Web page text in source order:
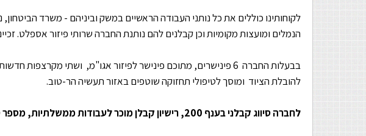
לקוחותינו כוללים את כל נותני העבודה הראשיים במשק וביניהם - משרד
הנמלים ומועצות מקומיות וכן קבלנים להם נותנת החברה שרותי פיזור אספלט.
בבעלות החברה 6 פינישרים, מתוכם פינישר לפיזור אגו"מ, ושתי
להובלת הציוד ומוסך לטיפולי תחזוקה שוטפים באזור תעשיה הר-טוב.
לחברה סיווג קבלני בענף 200, רישיון קבלן מוכר לעבודות ממשלתיות, מספר ספק במשרד הביטחון ותקן איזו מוסמך ע"י הטכניון.